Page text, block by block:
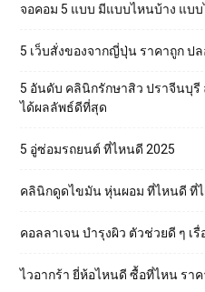
จอคอม 5 แบบ มีแบบไหนบ้าง แบบ
5 เว็บสั่งของจากญี่ปุ่น ราคาถูก ป
5 อันดับ คลินิกรักษาสิว ปราจีนบุ
ได้ผลลัพธ์ดีที่สุด
5 อู่ซ่อมรถยนต์ ที่ไหนดี 2025
คลินิกดูดไขมัน หุ่นผอม ที่ไหนดี ที่
คอลลาเจน บำรุงผิว ตัวช่วยดี ๆ เรื่
ไวอากร้า ยี่ห้อไหนดี ซื้อที่ไหน ราค